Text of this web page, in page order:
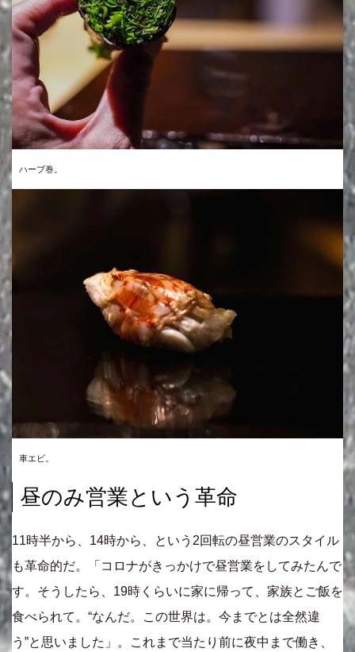
ハーブ巻。
車エビ。
昼のみ営業という革命
11時半から、14時から、という2回転の昼営業のスタイル
も革命的だ。「コロナがきっかけで昼営業をしてみたんで
す。そうしたら、19時くらいに家に帰って、家族とご飯を
食べられて。“なんだ。この世界は。今までとは全然違
う”と思いました」。これまで当たり前に夜中まで働き、